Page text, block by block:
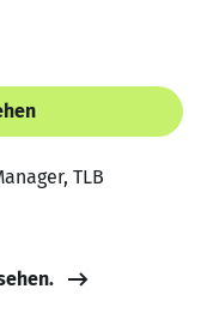
TLB